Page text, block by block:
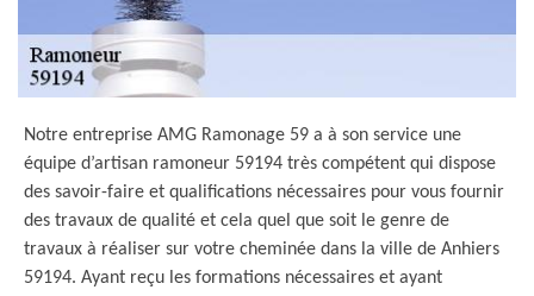
Notre entreprise AMG Ramonage 59 a à son service une
équipe d’artisan ramoneur 59194 très compétent qui dispose
des savoir-faire et qualifications nécessaires pour vous fournir
des travaux de qualité et cela quel que soit le genre de
travaux à réaliser sur votre cheminée dans la ville de Anhiers
59194. Ayant reçu les formations nécessaires et ayant